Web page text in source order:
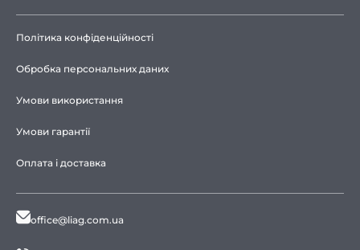
Політика конфіденційності
Обробка персональних даних
Умови використання
Умови гарантії
Оплата і доставка
office@liag.com.ua